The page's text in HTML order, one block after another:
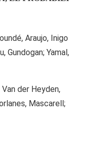
Araujo, Inigo
Gundogan; Yamal,
der Heyden,
Mascarell;